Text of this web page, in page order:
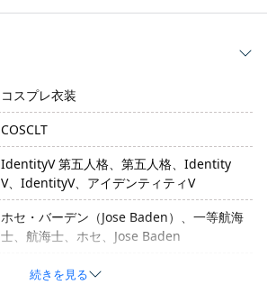
コスプレ衣装
COSCLT
IdentityV 第五人格、第五人格、Identity
V、IdentityV、アイデンティティV
ホセ・バーデン（Jose Baden）、一等航海
士、航海士、ホセ、Jose Baden
初期衣装続きを見る